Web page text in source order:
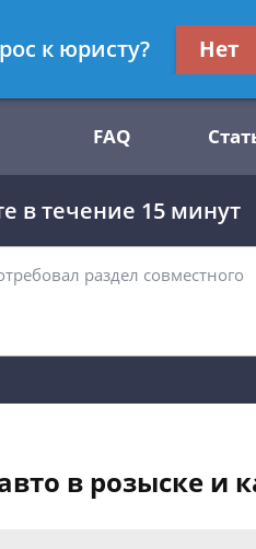
FAQ
в течение 15 минут
в розыске и
к юристу? Нет